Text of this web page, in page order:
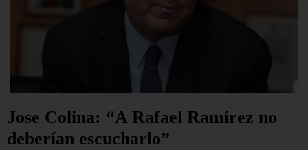
Jose Colina: “A Rafael Ramírez no
deberían escucharlo”